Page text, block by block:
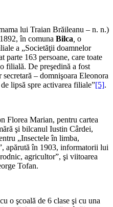
lui Traian Brăileanu – n. n.)
în comuna Bilca o
a „Societăţii doamnelor
parte 163 persoane, care toate
filială. De preşedină a fost
– domnişoara Eleonora
lipsă spre activarea filiale”[5].
Florea Marian, pentru cartea
şi bilcanul Iustin Cârdei,
„Insectele în limba,
apărută în 1903, informatorii lui
agricultor”, şi viitoarea
Tofan.
o şcoală de 6 clase şi cu una